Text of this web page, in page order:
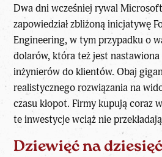
Dwa dni wcześniejrywal
zapowiedział zbliżoną inicjatywę
Engineering, w tym przypadku o
dolarów, która też jest nastawiona
inżynierów do klientów. Obaj
realistycznego rozwiązania na
czasu kłopot. Firmy kupują coraz
te inwestycje wciąż nie
Dziewięć na